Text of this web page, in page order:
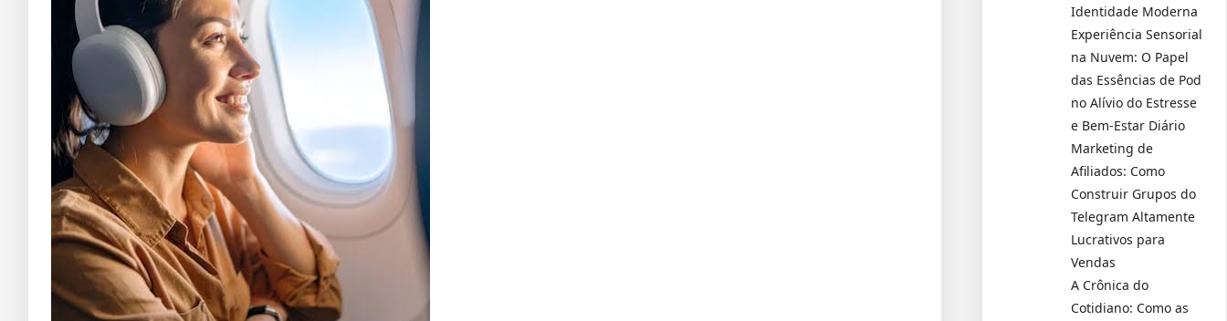
Identidade Moderna
Experiência Sensorial
na Nuvem: O Papel
das Essências de Pod
no Alívio do Estresse
e Bem-Estar Diário
Marketing de
Afiliados: Como
Construir Grupos do
Telegram Altamente
Lucrativos para
Vendas
A Crônica do
Cotidiano: Como as